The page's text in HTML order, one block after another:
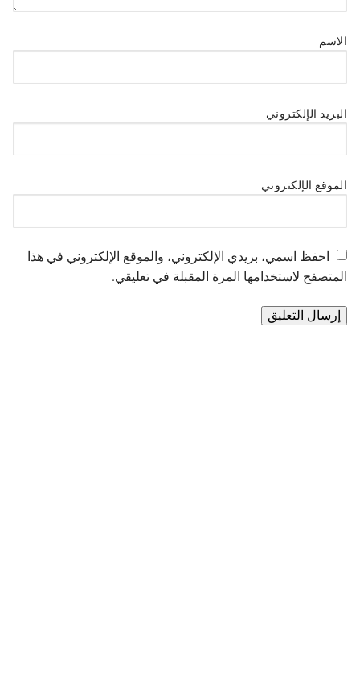
الاسم
البريد الإلكتروني
الموقع الإلكتروني
احفظ اسمي، بريدي الإلكتروني، والموقع الإلكتروني في هذا
المتصفح لاستخدامها المرة المقبلة في تعليقي.